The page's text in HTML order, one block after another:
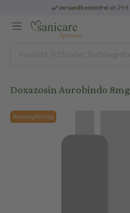
versandkostenfreiab 29
Doxazosin Aurobindo
Rezeptpflichtig